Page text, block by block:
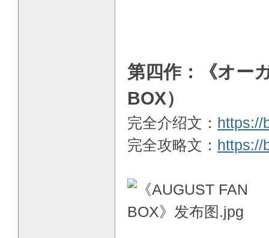
第四作：《オー
BOX）
完全介绍文： https://
完全攻略文： https://